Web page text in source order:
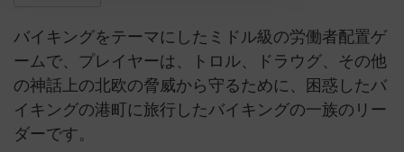
バイキングをテーマにしたミドル級の労働者配置ゲ
ームで、プレイヤーは、トロル、ドラウグ、その他
の神話上の北欧の脅威から守るために、困惑したバ
イキングの港町に旅行したバイキングの一族のリー
ダーです。